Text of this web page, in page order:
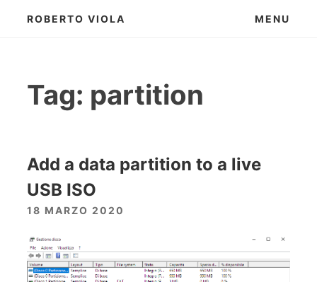
ROBERTO VIOLA MENU
Tag: partition
Add a data partition to a live
USB ISO
18 MARZO 2020